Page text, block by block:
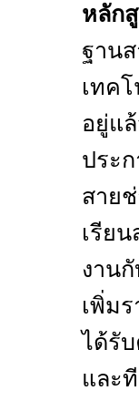
หลัก
ฐาน
เทค
อยู่แ
ประ
สาย
เรีย
งาน
เพิ่ม
ได้รั
และ